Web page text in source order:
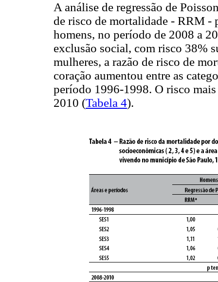
A análise de regressão de
de risco de mortalidade - RRM -
homens, no período de 2008 a
exclusão social, com risco 38%
mulheres, a razão de risco de
coração aumentou entre as
período 1996-1998. O risco
2010 (Tabela 4).